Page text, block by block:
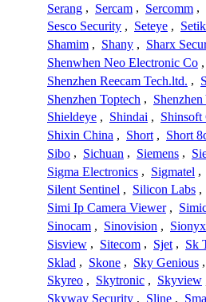
Serang , Sercam , Sercomm ,
Sesco Security , Seteye , Setik
Shamim , Shany , Sharx
Shenwhen Neo Electronic Co ,
Shenzhen Reecam Tech.ltd. ,
Shenzhen Toptech ,
Shieldeye , Shindai , Shinsoft
Shixin China , Short , Short
Sibo , Sichuan , Siemens ,
Sigma Electronics , Sigmatel ,
Silent Sentinel , Silicon Labs ,
Simi Ip Camera Viewer ,
Sinocam , Sinovision , Sionyx
Sisview , Sitecom , Sjet , Sk
Sklad , Skone , Sky Genious ,
Skyreo , Skytronic , Skyview
Skyway Security , Sline ,